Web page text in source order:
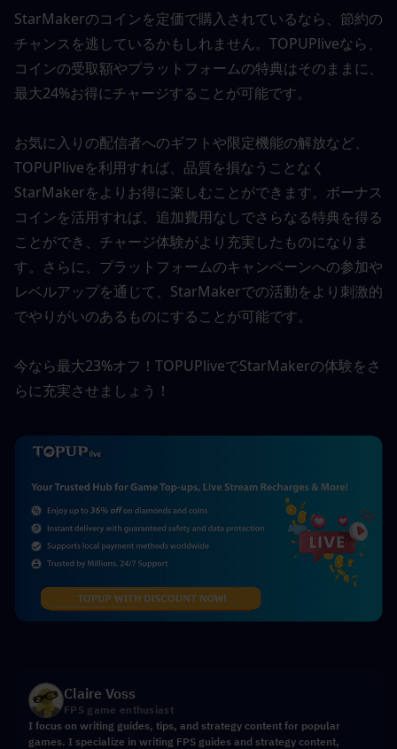
StarMakerのコインを定価で購入されているなら、節約の
チャンスを逃しているかもしれません。TOPUPliveなら、
コインの受取額やプラットフォームの特典はそのままに、
最大24%お得にチャージすることが可能です。
お気に入りの配信者へのギフトや限定機能の解放など、
TOPUPliveを利用すれば、品質を損なうことなく
StarMakerをよりお得に楽しむことができます。ボーナス
コインを活用すれば、追加費用なしでさらなる特典を得る
ことができ、チャージ体験がより充実したものになりま
す。さらに、プラットフォームのキャンペーンへの参加や
レベルアップを通じて、StarMakerでの活動をより刺激的
でやりがいのあるものにすることが可能です。
今なら最大23%オフ！TOPUPliveでStarMakerの体験をさ
らに充実させましょう！
Claire Voss
FPS game enthusiast
I focus on writing guides, tips, and strategy content for popular
games. I specialize in writing FPS guides and strategy content,